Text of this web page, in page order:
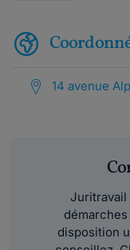
14 avenue
Juritravail
disposition